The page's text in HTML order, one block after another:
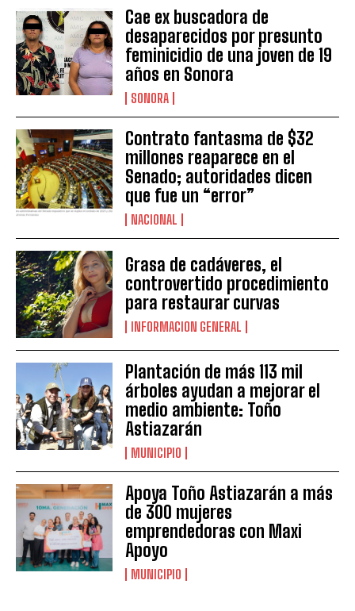
Cae ex buscadora de
desaparecidos por presunto
feminicidio de una joven de 19
años en Sonora
SONORA
Contrato fantasma de $32
millones reaparece en el
Senado; autoridades dicen
que fue un “error”
NACIONAL
Grasa de cadáveres, el
controvertido procedimiento
para restaurar curvas
INFORMACION GENERAL
Plantación de más 113 mil
árboles ayudan a mejorar el
medio ambiente: Toño
Astiazarán
MUNICIPIO
Apoya Toño Astiazarán a más
de 300 mujeres
emprendedoras con Maxi
Apoyo
MUNICIPIO